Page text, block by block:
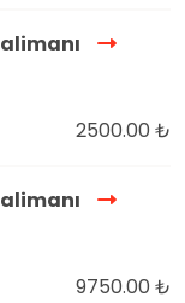
2500.00 ₺
9750.00 ₺